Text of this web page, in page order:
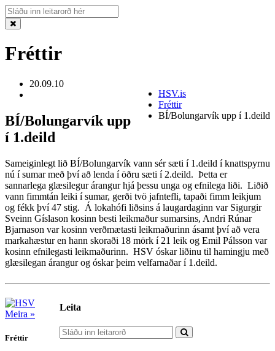
Fréttir
HSV.is
Fréttir
BÍ/Bolungarvík upp í 1.deild
20.09.10
BÍ/Bolungarvík upp
í 1.deild
Sameiginlegt lið BÍ/Bolungarvík vann sér sæti í 1.deild í knattspyrnu
nú í sumar með því að lenda í öðru sæti í 2.deild. Þetta er
sannarlega glæsilegur árangur hjá þessu unga og efnilega liði. Liðið
vann fimmtán leiki í sumar, gerði tvö jafntefli, tapaði fimm leikjum
og fékk því 47 stig. Á lokahófi liðsins á laugardaginn var Sigurgir
Sveinn Gíslason kosinn besti leikmaður sumarsins, Andri Rúnar
Bjarnason var kosinn verðmætasti leikmaðurinn ásamt því að vera
markahæstur en hann skoraði 18 mörk í 21 leik og Emil Pálsson var
kosinn efnilegasti leikmaðurinn. HSV óskar liðinu til hamingju með
glæsilegan árangur og óskar þeim velfarnaðar í 1.deild.
Leita
Meira »
Fréttir